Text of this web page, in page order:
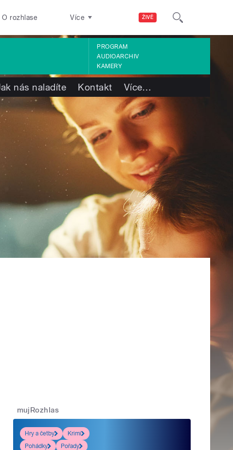
ŽIVĚ
O rozhlase Více
PROGRAM
AUDIOARCHIV
KAMERY
nás naladíte Kontakt Více…
mujRozhlas
Hry a četby
Krimi
Pohádky
Pořady